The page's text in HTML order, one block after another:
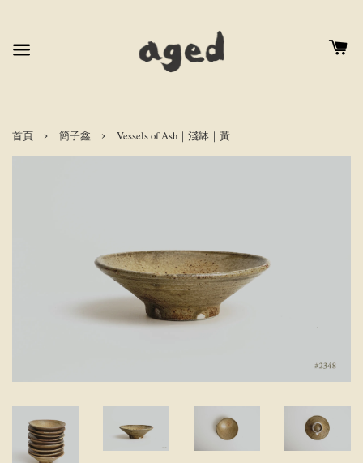
首頁 › 簡子鑫 › Vessels of Ash｜淺缽｜黃